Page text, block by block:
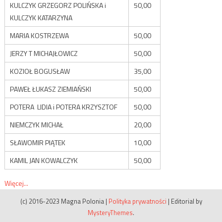
KULCZYK GRZEGORZ POLIŃSKA i
KULCZYK KATARZYNA
50,00
MARIA KOSTRZEWA
50,00
JERZY T MICHAJŁOWICZ
50,00
KOZIOŁ BOGUSŁAW
35,00
PAWEŁ ŁUKASZ ZIEMIAŃSKI
50,00
POTERA LIDIA i POTERA KRZYSZTOF
50,00
NIEMCZYK MICHAŁ
20,00
SŁAWOMIR PIĄTEK
10,00
KAMIL JAN KOWALCZYK
50,00
Więcej...
(c) 2016-2023 Magna Polonia | Polityka prywatności | Editorial by
MysteryThemes.